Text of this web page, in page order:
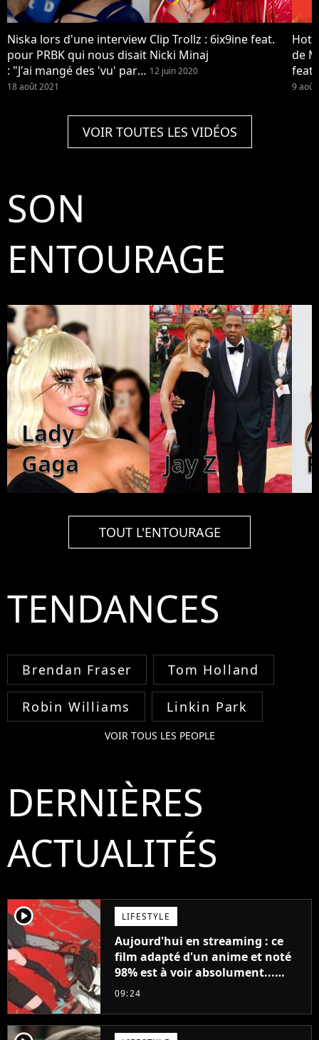
Niska lors d'une interview
pour PRBK qui nous disait
: "J'ai mangé des 'vu' par
Cardi B et Nicki Minaj".
Kenneth Petty accusés de
harcèlement, une femme
a porté plainte contre le
18 août 2021
Clip Trollz : 6ix9ine feat.
Nicki Minaj
12 juin 2020
Hot
de
feat.
9 août
VOIR TOUTES LES VIDÉOS
SON
ENTOURAGE
Lady
Gaga
Jay Z
TOUT L'ENTOURAGE
TENDANCES
Brendan Fraser Tom Holland
Robin Williams Linkin Park
VOIR TOUS LES PEOPLE
DERNIÈRES
ACTUALITÉS
player2 LIFESTYLE
Aujourd'hui en streaming : ce
film adapté d'un anime et noté
98% est à voir absolument...
sinon vous ne comprendrez plus
09:24